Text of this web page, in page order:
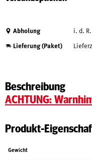
Abholung i. d.
Lieferung (Paket)
Beschreibung
ACHTUNG:
Produkt-
Gewicht